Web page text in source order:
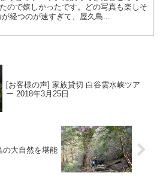
ので嬉しかったです。どの写真も楽しそ
経つのが速すぎて、屋久島...
[お客様の声] 家族貸切 白谷雲水峡ツア
ー 2018年3月25日
の大自然を堪能